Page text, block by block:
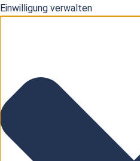
Einwilligung verwalten